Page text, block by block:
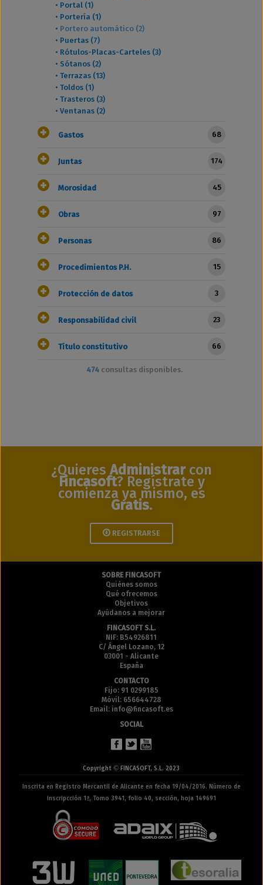
• Portal (1)
• Portería (1)
• Portero automático (2)
• Puertas (7)
• Rótulos-Placas-Carteles (3)
• Sótanos (2)
• Terrazas (13)
• Toldos (1)
• Trasteros (3)
• Ventanas (2)
Gastos 68
Juntas 174
Morosidad 45
Obras 97
Personas 86
Procedimientos P.H. 15
Protección de datos 3
Responsabilidad civil 23
Título constitutivo 66
474 consultas disponibles.
¿Quieres Administrarcon
Fincasoft? Regístrate y
comienza ya mismo, es
Gratis.
REGISTRARSE
SOBRE FINCASOFT
Quiénes somos
Qué ofrecemos
Objetivos
Ayúdanos a mejorar
FINCASOFT S.L.
NIF: B54926811
C/ Ángel Lozano, 12
03001 - Alicante
España
CONTACTO
Fijo: 91 0299185
Móvil: 656644728
Email: info@fincasoft.es
SOCIAL
Copyright© FINCASOFT, S.L. 2023
Inscrita en Registro Mercantil de Alicante en fecha 19/04/2016. Número de
inscripcción 1ª, Tomo 3941, folio 40, sección, hoja 149691